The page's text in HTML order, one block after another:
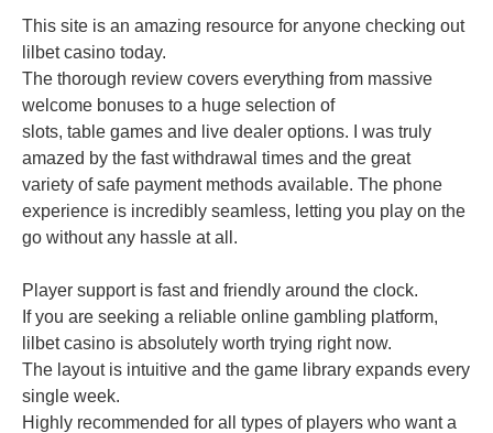
This site is an amazing resource for anyone checking out
lilbet casino today.
The thorough review covers everything from massive
welcome bonuses to a huge selection of
slots, table games and live dealer options. I was truly
amazed by the fast withdrawal times and the great
variety of safe payment methods available. The phone
experience is incredibly seamless, letting you play on the
go without any hassle at all.
Player support is fast and friendly around the clock.
If you are seeking a reliable online gambling platform,
lilbet casino is absolutely worth trying right now.
The layout is intuitive and the game library expands every
single week.
Highly recommended for all types of players who want a